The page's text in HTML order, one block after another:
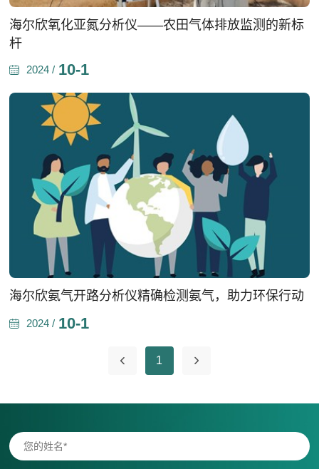
海尔欣氧化亚氮分析仪——农田气体排放监测的新标
杆
2024 / 10-1
海尔欣氨气开路分析仪精确检测氨气，助力环保行动
2024 / 10-1
1